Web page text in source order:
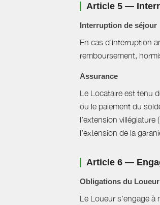
Article 5 —
Interruption de séjour
En cas d'interruption
remboursement,
Assurance
Le Locataire est tenu
ou le paiement du
l’extension
l’extension de la
Article 6 —
Obligations du Loueur
Le Loueur s'engage à